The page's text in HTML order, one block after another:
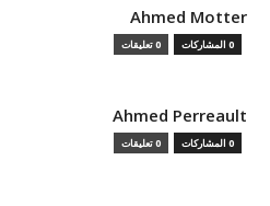
Ahmed Motter
0 المشاركات 0 تعليقات
Ahmed Perreault
0 المشاركات 0 تعليقات